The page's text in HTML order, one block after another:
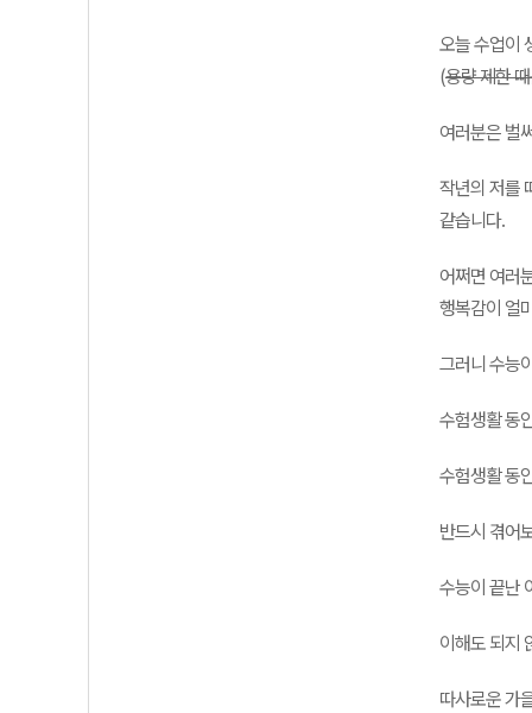
오늘 수업이
(용량 제한
여러분은 벌
작년의 저를
같습니다.
어쩌면 여러
행복감이 얼
그러니 수능
수험생활 동
수험생활 동
반드시 겪어
수능이 끝난
이해도 되지
따사로운 가